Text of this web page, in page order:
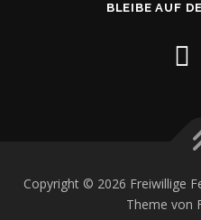
BLEIBE AUF
Copyright © 2026 Freiwillige
Theme von